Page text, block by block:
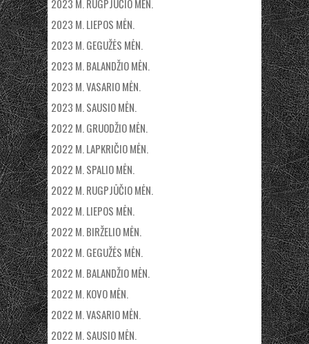
2023 M. RUGPJŪČIO MĖN.
2023 M. LIEPOS MĖN.
2023 M. GEGUŽĖS MĖN.
2023 M. BALANDŽIO MĖN.
2023 M. VASARIO MĖN.
2023 M. SAUSIO MĖN.
2022 M. GRUODŽIO MĖN.
2022 M. LAPKRIČIO MĖN.
2022 M. SPALIO MĖN.
2022 M. RUGPJŪČIO MĖN.
2022 M. LIEPOS MĖN.
2022 M. BIRŽELIO MĖN.
2022 M. GEGUŽĖS MĖN.
2022 M. BALANDŽIO MĖN.
2022 M. KOVO MĖN.
2022 M. VASARIO MĖN.
2022 M. SAUSIO MĖN.